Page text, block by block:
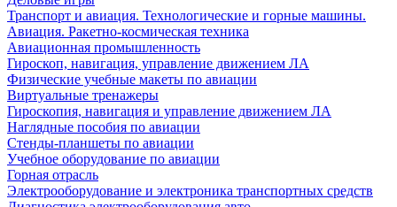
Транспорт и авиация. Технологические и горные машины.
Авиация. Ракетно-космическая техника
Авиационная промышленность
Гироскоп, навигация, управление движением ЛА
Физические учебные макеты по авиации
Виртуальные тренажеры
Гироскопия, навигация и управление движением ЛА
Наглядные пособия по авиации
Стенды-планшеты по авиации
Учебное оборудование по авиации
Горная отрасль
Электрооборудование и электроника транспортных средств